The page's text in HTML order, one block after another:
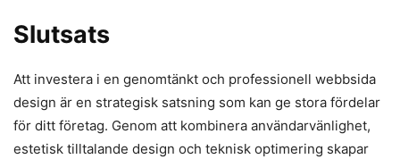
Slutsats
Att investera i en genomtänkt och professionell webbsida
design är en strategisk satsning som kan ge stora fördelar
för ditt företag. Genom att kombinera användarvänlighet,
estetisk tilltalande design och teknisk optimering skapar